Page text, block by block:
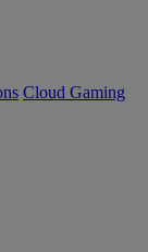
Cloud Gaming